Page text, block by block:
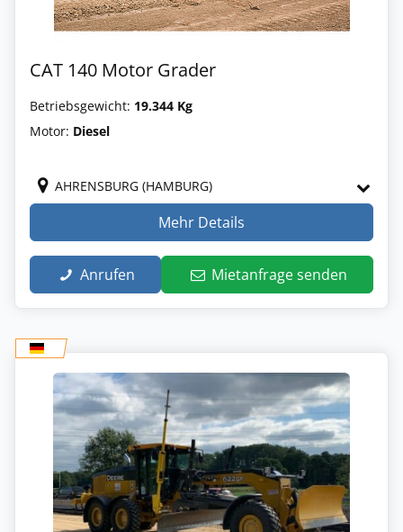
CAT 140 Motor Grader
Betriebsgewicht: 19.344 Kg
Motor: Diesel
AHRENSBURG (HAMBURG)
Mehr Details
Anrufen Mietanfrage senden